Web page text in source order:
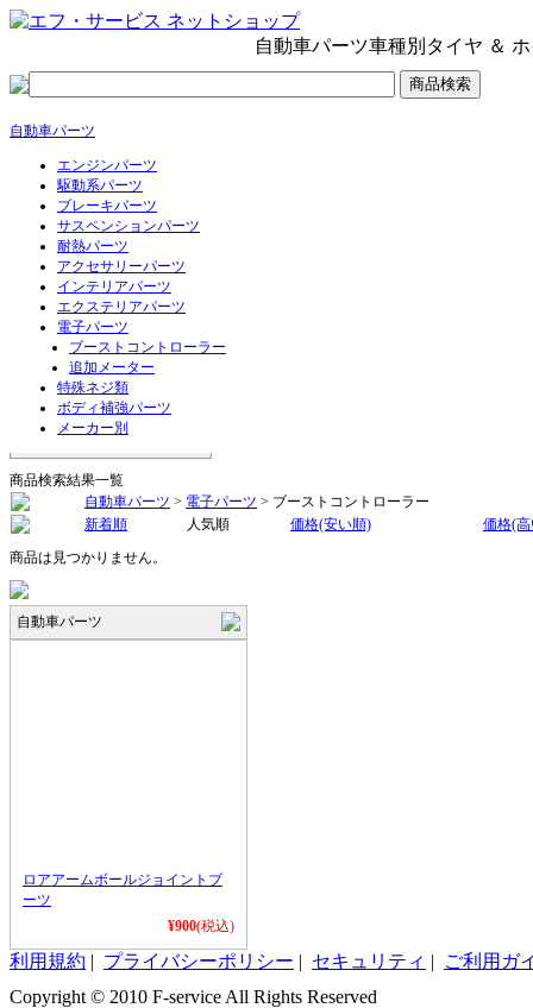
自動車パーツ車種別 タイヤ ＆
自動車パーツ
エンジンパーツ
駆動系パーツ
ブレーキパーツ
サスペンションパーツ
耐熱パーツ
アクセサリーパーツ
インテリアパーツ
エクステリアパーツ
電子パーツ
ブーストコントローラー
追加メーター
特殊ネジ類
ボディ補強パーツ
メーカー別
商品検索結果一覧
自動車パーツ > 電子パーツ > ブーストコントローラー
新着順
人気順 価格(安い順)
価格(
商品は見つかりません。
自動車パーツ
ロアアームボールジョイントブ
ーツ
¥900(税込)
利用規約 | プライバシーポリシー | セキュリティ |
ご利用ガ
Copyright © 2010 F-service All Rights Reserved